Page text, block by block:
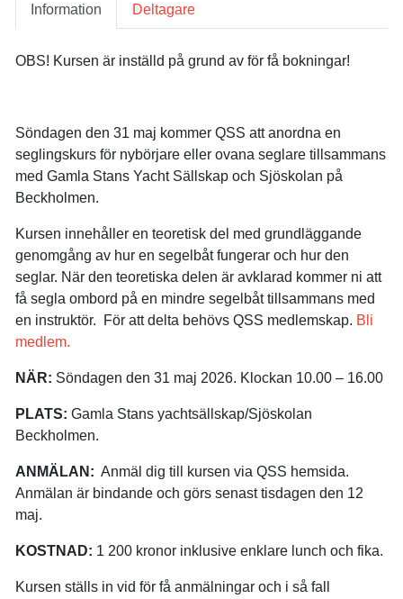
Information Deltagare
OBS! Kursen är inställd på grund av för få bokningar!
Söndagen den 31 maj kommer QSS att anordna en
seglingskurs för nybörjare eller ovana seglare tillsammans
med Gamla Stans Yacht Sällskap och Sjöskolan på
Beckholmen.
Kursen innehåller en teoretisk del med grundläggande
genomgång av hur en segelbåt fungerar och hur den
seglar. När den teoretiska delen är avklarad kommer ni att
få segla ombord på en mindre segelbåt tillsammans med
en instruktör. För att delta behövs QSS medlemskap. Bli
medlem.
NÄR: Söndagen den 31 maj 2026. Klockan 10.00 – 16.00
PLATS: Gamla Stans yachtsällskap/Sjöskolan
Beckholmen.
ANMÄLAN: Anmäl dig till kursen via QSS hemsida.
Anmälan är bindande och görs senast tisdagen den 12
maj.
KOSTNAD: 1 200 kronor inklusive enklare lunch och fika.
Kursen ställs in vid för få anmälningar och i så fall